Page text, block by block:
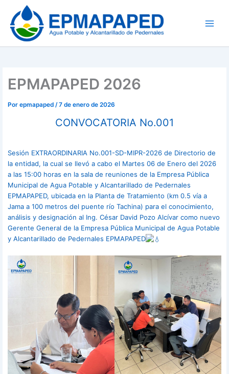
contenido
EPMAPAPED 2026
Porepmapaped/7 de enero de 2026
CONVOCATORIA No.001
Sesión EXTRAORDINARIA No.001-SD-MIPR-2026 de Directorio de
la entidad, la cual se llevó a cabo el Martes 06 de Enero del 2026
a las 15:00 horas en la sala de reuniones de la Empresa Pública
Municipal de Agua Potable y Alcantarillado de Pedernales
EPMAPAPED, ubicada en la Planta de Tratamiento (km 0.5 vía a
Jama a 100 metros del puente río Tachina) para el conocimiento,
análisis y designación al Ing. César David Pozo Alcívar como nuevo
Gerente General de la Empresa Pública Municipal de Agua Potable
y Alcantarillado de Pedernales EPMAPAPED